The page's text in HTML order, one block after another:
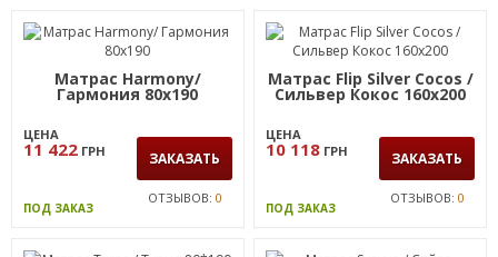
Матрас Harmony/
Гармония 80х190
ЦЕНА
11 422 ГРН ЗАКАЗАТЬ
ПОД ЗАКАЗ
ОТЗЫВОВ: 0
Матрас Flip Silver Cocos /
Сильвер Кокос 160х200
ЦЕНА
10 118 ГРН ЗАКАЗАТЬ
ПОД ЗАКАЗ
ОТЗЫВОВ: 0